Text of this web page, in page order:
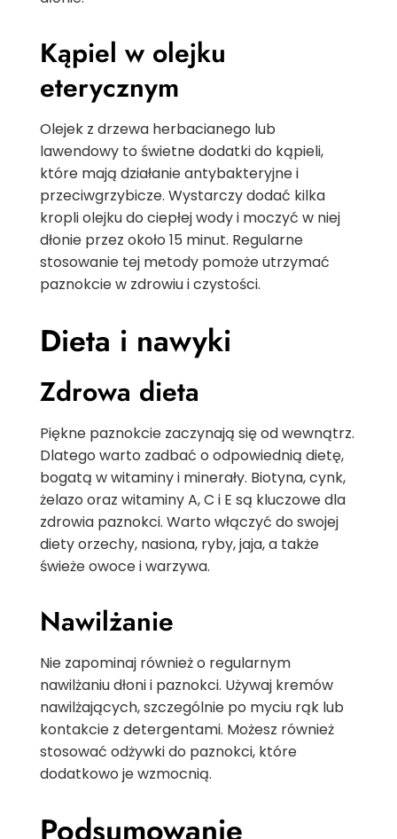
Kąpiel w olejku
eterycznym
Olejek z drzewa herbacianego lub
lawendowy to świetne dodatki do kąpieli,
które mają działanie antybakteryjne i
przeciwgrzybicze. Wystarczy dodać kilka
kropli olejku do ciepłej wody i moczyć w niej
dłonie przez około 15 minut. Regularne
stosowanie tej metody pomoże utrzymać
paznokcie w zdrowiu i czystości.
Dieta i nawyki
Zdrowa dieta
Piękne paznokcie zaczynają się od wewnątrz.
Dlatego warto zadbać o odpowiednią dietę,
bogatą w witaminy i minerały. Biotyna, cynk,
żelazo oraz witaminy A, C i E są kluczowe dla
zdrowia paznokci. Warto włączyć do swojej
diety orzechy, nasiona, ryby, jaja, a także
świeże owoce i warzywa.
Nawilżanie
Nie zapominaj również o regularnym
nawilżaniu dłoni i paznokci. Używaj kremów
nawilżających, szczególnie po myciu rąk lub
kontakcie z detergentami. Możesz również
stosować odżywki do paznokci, które
dodatkowo je wzmocnią.